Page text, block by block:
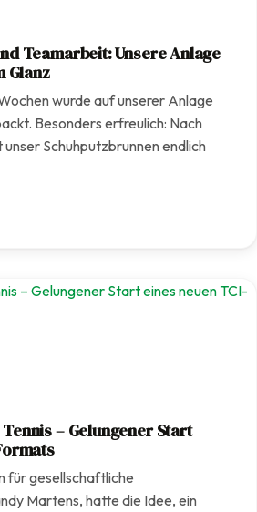
Teamarbeit: Unsere Anlage
Glanz
wurde auf unserer Anlage
Besonders erfreulich: Nach
Schuhputzbrunnen endlich
Teamarbeit: Unsere Anlage
– Gelungener Start
für gesellschaftliche
Martens, hatte die Idee, ein